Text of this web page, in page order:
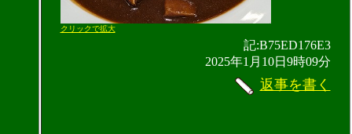
クリックで拡大
記:B75ED176E3
2025年1月10日9時09分
返事を書く